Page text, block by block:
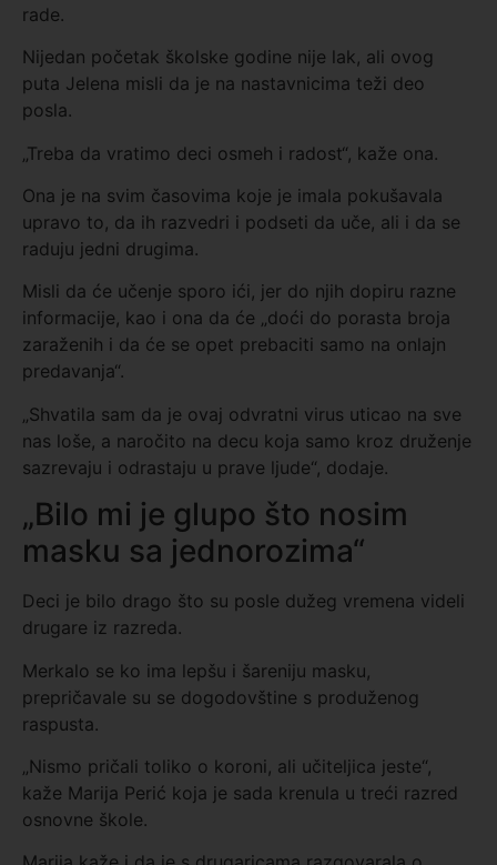
rade.
Nijedan početak školske godine nije lak, ali ovog
puta Jelena misli da je na nastavnicima teži deo
posla.
„Treba da vratimo deci osmeh i radost“, kaže ona.
Ona je na svim časovima koje je imala pokušavala
upravo to, da ih razvedri i podseti da uče, ali i da se
raduju jedni drugima.
Misli da će učenje sporo ići, jer do njih dopiru razne
informacije, kao i ona da će „doći do porasta broja
zaraženih i da će se opet prebaciti samo na onlajn
predavanja“.
„Shvatila sam da je ovaj odvratni virus uticao na sve
nas loše, a naročito na decu koja samo kroz druženje
sazrevaju i odrastaju u prave ljude“, dodaje.
„Bilo mi je glupo što nosim
masku sa jednorozima“
Deci je bilo drago što su posle dužeg vremena videli
drugare iz razreda.
Merkalo se ko ima lepšu i šareniju masku,
prepričavale su se dogodovštine s produženog
raspusta.
„Nismo pričali toliko o koroni, ali učiteljica jeste“,
kaže Marija Perić koja je sada krenula u treći razred
osnovne škole.